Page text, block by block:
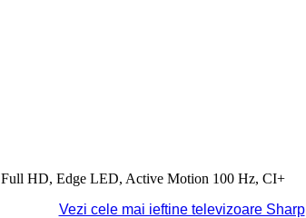
Full HD, Edge LED, Active Motion 100 Hz, CI+
Vezi cele mai ieftine televizoare Sharp